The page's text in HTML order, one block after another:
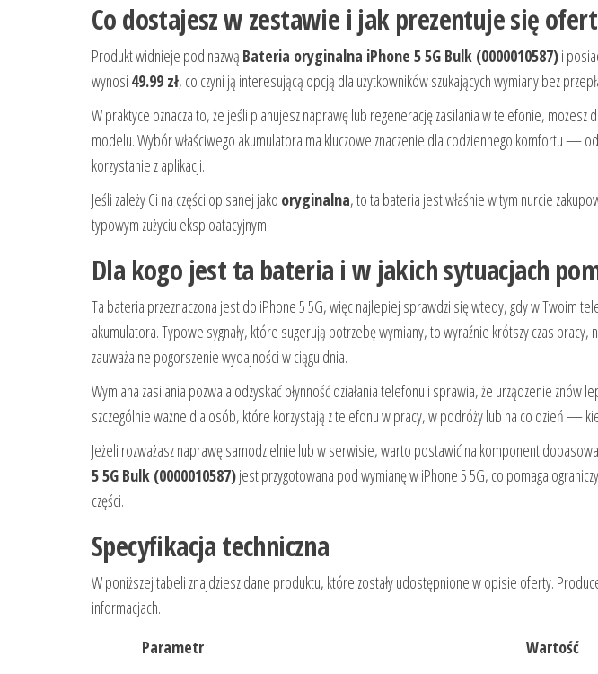
Co dostajesz w zestawie i jak prezentuje się
Produkt widnieje pod nazwą Bateria oryginalna iPhone 5 5G Bulk (0000010587)i
wynosi 49.99 zł, co czyni ją interesującą opcją dla użytkowników szukających wymiany bez
W praktyce oznacza to, że jeśli planujesz naprawę lub regenerację zasilania w telefonie,
modelu. Wybór właściwego akumulatora ma kluczowe znaczenie dla codziennego komfortu —
korzystanie z aplikacji.
Jeśli zależy Ci na części opisanej jako oryginalna, to ta bateria jest właśnie w tym nurcie
typowym zużyciu eksploatacyjnym.
Dla kogo jest ta bateria i w jakich sytuacjach
Ta bateria przeznaczona jest do iPhone 5 5G, więc najlepiej sprawdzi się wtedy, gdy w Twoim
akumulatora. Typowe sygnały, które sugerują potrzebę wymiany, to wyraźnie krótszy czas
zauważalne pogorszenie wydajności w ciągu dnia.
Wymiana zasilania pozwala odzyskać płynność działania telefonu i sprawia, że urządzenie znów
szczególnie ważne dla osób, które korzystają z telefonu w pracy, w podróży lub na co dzień —
Jeżeli rozważasz naprawę samodzielnie lub w serwisie, warto postawić na komponent
5 5G Bulk (0000010587)jest przygotowana pod wymianę w iPhone 5 5G, co pomaga
części.
Specyfikacja techniczna
W poniższej tabeli znajdziesz dane produktu, które zostały udostępnione w opisie oferty.
informacjach.
Parametr
Wartość